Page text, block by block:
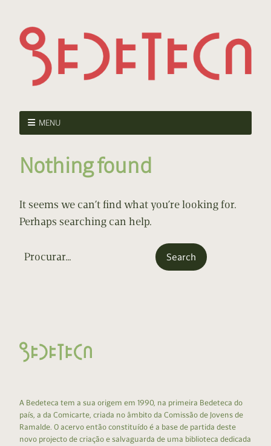
MENU
Nothing found
It seems we can’t find what you’re looking for.
Perhaps searching can help.
A Bedeteca tem a sua origem em 1990, na primeira Bedeteca do
país, a da Comicarte, criada no âmbito da Comissão de Jovens de
Ramalde. O acervo então constituído é a base de partida deste
novo projecto de criação e salvaguarda de uma biblioteca dedicada